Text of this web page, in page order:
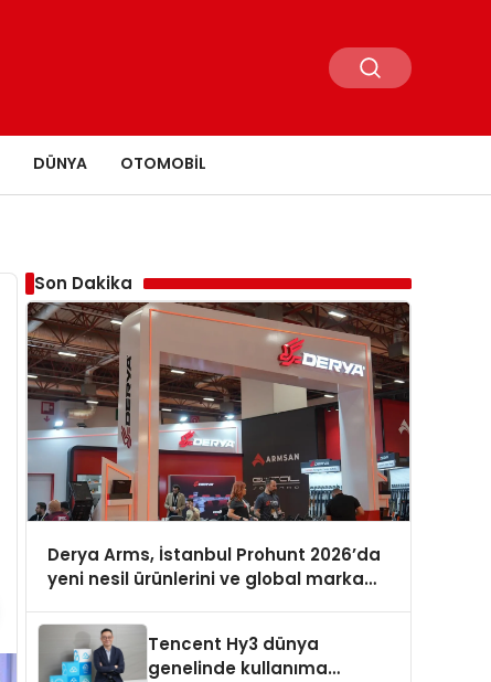
DÜNYA OTOMOBIL
Son Dakika
Derya Arms, İstanbul Prohunt 2026’da
yeni nesil ürünlerini ve global marka
Tencent Hy3 dünya
genelinde kullanıma